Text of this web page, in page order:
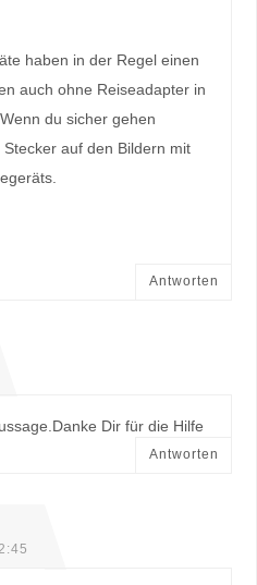
haben in der Regel einen
auch ohne Reiseadapter in
du sicher gehen
auf den Bildern mit
Antworten
Dir für die Hilfe
Antworten